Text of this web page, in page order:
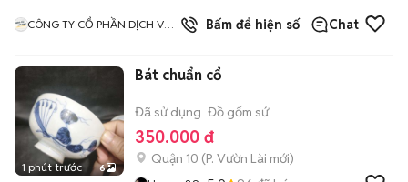
CÔNG TY CỔ PHẦN DỊCH VỤ
Bấm để hiện số Chat
1 phút trước 6
Bát chuẩn cổ
Đã sử dụng Đồ gốm sứ
350.000 đ
Quận 10 (P. Vườn Lài mới)